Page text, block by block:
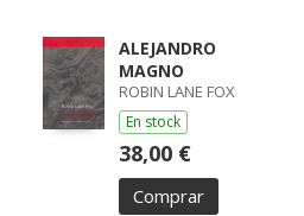
ALEJANDRO
MAGNO
ROBIN LANE FOX
En stock
38,00 €
Comprar